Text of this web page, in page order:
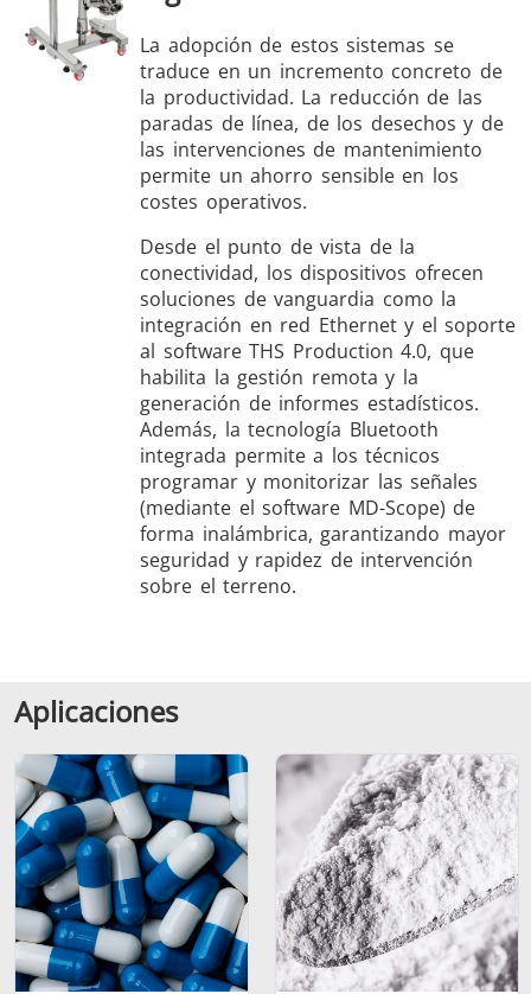
La adopción de estos sistemas se
traduce en un incremento concreto de
la productividad. La reducción de las
paradas de línea, de los desechos y de
las intervenciones de mantenimiento
permite un ahorro sensible en los
costes operativos.
Desde el punto de vista de la
conectividad, los dispositivos ofrecen
soluciones de vanguardia como la
integración en red Ethernet y el soporte
al software THS Production 4.0, que
habilita la gestión remota y la
generación de informes estadísticos.
Además, la tecnología Bluetooth
integrada permite a los técnicos
programar y monitorizar las señales
(mediante el software MD-Scope) de
forma inalámbrica, garantizando mayor
seguridad y rapidez de intervención
sobre el terreno.
Aplicaciones